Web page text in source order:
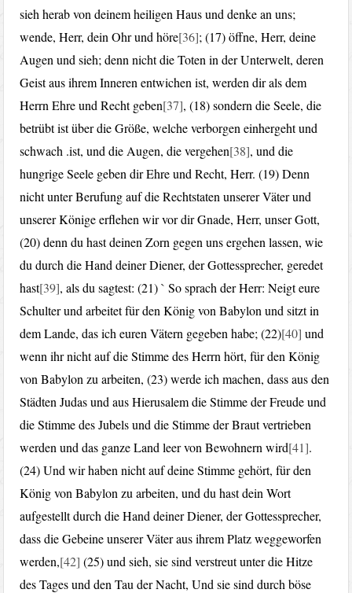
sieh herab von deinem heiligen Haus und denke an uns;
wende, Herr, dein Ohr und höre[36]; (17) öffne, Herr, deine
Augen und sieh; denn nicht die Toten in der Unterwelt, deren
Geist aus ihrem Inneren entwichen ist, werden dir als dem
Herrn Ehre und Recht geben[37], (18) sondern die Seele, die
betrübt ist über die Größe, welche verborgen einhergeht und
schwach .ist, und die Augen, die vergehen[38], und die
hungrige Seele geben dir Ehre und Recht, Herr. (19) Denn
nicht unter Berufung auf die Rechtstaten unserer Väter und
unserer Könige erflehen wir vor dir Gnade, Herr, unser Gott,
(20) denn du hast deinen Zorn gegen uns ergehen lassen, wie
du durch die Hand deiner Diener, der Gottessprecher, geredet
hast[39], als du sagtest: (21) ` So sprach der Herr: Neigt eure
Schulter und arbeitet für den König von Babylon und sitzt in
dem Lande, das ich euren Vätern gegeben habe; (22)[40] und
wenn ihr nicht auf die Stimme des Herrn hört, für den König
von Babylon zu arbeiten, (23) werde ich machen, dass aus den
Städten Judas und aus Hierusalem die Stimme der Freude und
die Stimme des Jubels und die Stimme der Braut vertrieben
werden und das ganze Land leer von Bewohnern wird[41].
(24) Und wir haben nicht auf deine Stimme gehört, für den
König von Babylon zu arbeiten, und du hast dein Wort
aufgestellt durch die Hand deiner Diener, der Gottessprecher,
dass die Gebeine unserer Väter aus ihrem Platz weggeworfen
werden,[42] (25) und sieh, sie sind verstreut unter die Hitze
des Tages und den Tau der Nacht, Und sie sind durch böse